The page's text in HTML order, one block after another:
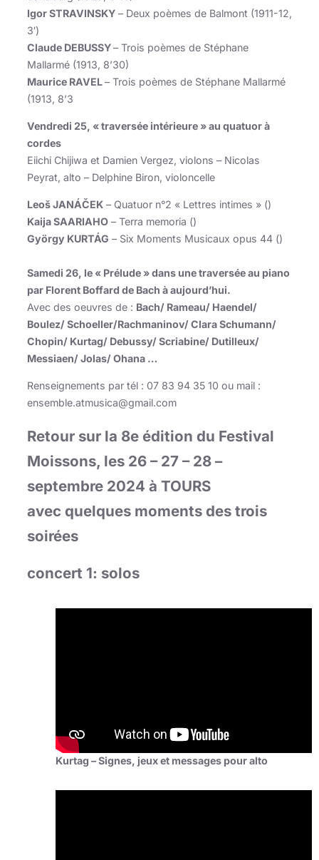
Igor STRAVINSKY – Deux poèmes de Balmont (1911-12,
3′)
Claude DEBUSSY– Trois poèmes de Stéphane
Mallarmé (1913, 8’30)
Maurice RAVEL– Trois poèmes de Stéphane Mallarmé
(1913, 8’3
Vendredi 25, « traversée intérieure » au quatuor à
cordes
Eiichi Chijiwa et Damien Vergez, violons – Nicolas
Peyrat, alto – Delphine Biron, violoncelle
Leoš JANÁČEK – Quatuor n°2 « Lettres intimes » ()
Kaija SAARIAHO – Terra memoria ()
György KURTÁG – Six Moments Musicaux opus 44 ()
Samedi 26, le « Prélude » dans une traversée au piano
par Florent Boffard de Bach à aujourd’hui.
Avec des oeuvres de : Bach/ Rameau/ Haendel/
Boulez/ Schoeller/Rachmaninov/ Clara Schumann/
Chopin/ Kurtag/ Debussy/ Scriabine/ Dutilleux/
Messiaen/ Jolas/ Ohana …
Renseignements par tél : 07 83 94 35 10 ou mail :
ensemble.atmusica@gmail.com
Retour sur la 8e édition du Festival
Moissons, les 26 – 27 – 28 –
septembre 2024 à TOURS
avec quelques moments des trois
soirées
concert 1: solos
Kurtag – Signes, jeux et messages pour alto